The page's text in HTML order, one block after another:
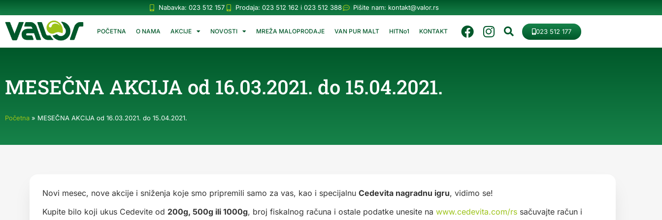
Nabavka: 023 512 157 Prodaja: 023 512 162 i 023 512 388 Pišite nam: kontakt@valor.rs
POČETNA O NAMA AKCIJE NOVOSTI MREŽA MALOPRODAJE VAN PUR MALT HITNo1 KONTAKT 023 512 177
MESEČNA AKCIJA od 16.03.2021. do 15.04.2021.
Početna » MESEČNA AKCIJA od 16.03.2021. do 15.04.2021.
Novi mesec, nove akcije i sniženja koje smo pripremili samo za vas, kao i specijalnu Cedevita nagradnu igru, vidimo se!
Kupite bilo koji ukus Cedevite od 200g, 500g ili 1000g, broj fiskalnog računa i ostale podatke unesite na www.cedevita.com/rs sačuvajte račun i